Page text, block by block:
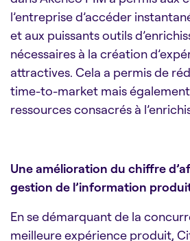
l’entreprise d’accéder
et aux puissants outils
nécessaires à la création
attractives. Cela a permis de
time-to-market mais
ressources consacrés à
Une amélioration du chiffre
gestion de l’information
En se démarquant de la
meilleure expérience produit,